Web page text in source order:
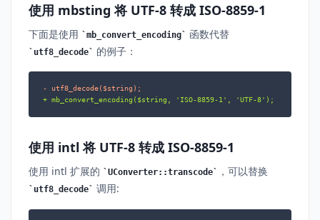
使用 mbsting 将 UTF-8 转成 ISO-8859-1
下面是使用 mb_convert_encoding 函数代替
utf8_decode 的例子：
- utf8_decode($string);
+ mb_convert_encoding($string, 'ISO-8859-1', 'UTF-8');
使用 intl 将 UTF-8 转成 ISO-8859-1
使用 intl 扩展的 UConverter::transcode ，可以替换
utf8_decode 调用: